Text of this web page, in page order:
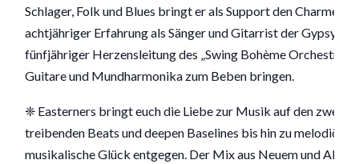
Schlager, Folk und Blues bringt er als Support den Charme
achtjähriger Erfahrung als Sänger und Gitarrist der Gypsy
fünfjähriger Herzensleitung des „Swing Bohème Orchestra“
Guitare und Mundharmonika zum Beben bringen.
❈ Easterners bringt euch die Liebe zur Musik auf den
treibenden Beats und deepen Baselines bis hin zu
musikalische Glück entgegen. Der Mix aus Neuem und All